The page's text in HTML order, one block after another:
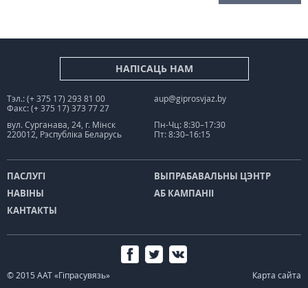
НАПІСАЦЬ НАМ
Тэл.: (+ 375 17) 293 81 00
Факс: (+ 375 17) 373 77 27
aup@giprosvjaz.by
вул. Сурганава, 24, г. Мінск
220012, Рэспубліка Беларусь
Пн-Чц: 8:30–17:30
Пт: 8:30–16:15
ПАСЛУГІ
ВЫПРАБАВАЛЬНЫ ЦЭНТР
НАВІНЫ
АБ КАМПАНІІ
КАНТАКТЫ
© 2015 ААТ «Гіпрасувязь» Карта сайта